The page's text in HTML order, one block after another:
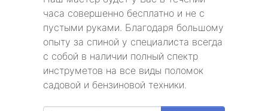
часа совершенно бесплатно и не с
пустыми руками. Благодаря большому
опыту за спиной у специалиста всегда
с собой в наличии полный спектр
инструметов на все виды поломок
садовой и бензиновой техники.